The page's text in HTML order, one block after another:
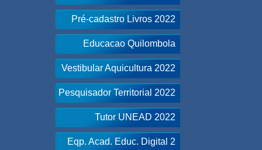
Pré-cadastro Livros 2022
Educacao Quilombola
Vestibular Aquicultura 2022
Pesquisador Territorial 2022
Tutor UNEAD 2022
Eqp. Acad. Educ. Digital 2